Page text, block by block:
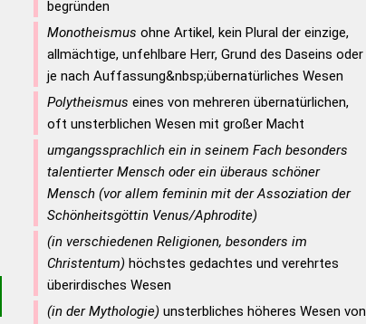
begründen
Monotheismus ohne Artikel, kein Plural der einzige,
allmächtige, unfehlbare Herr, Grund des Daseins oder
je nach Auffassung&nbsp;übernatürliches Wesen
Polytheismus eines von mehreren übernatürlichen,
oft unsterblichen Wesen mit großer Macht
umgangssprachlich ein in seinem Fach besonders
talentierter Mensch oder ein überaus schöner
Mensch (vor allem feminin mit der Assoziation der
Schönheitsgöttin Venus/Aphrodite)
(in verschiedenen Religionen, besonders im
Christentum) höchstes gedachtes und verehrtes
überirdisches Wesen
(in der Mythologie) unsterbliches höheres Wesen von